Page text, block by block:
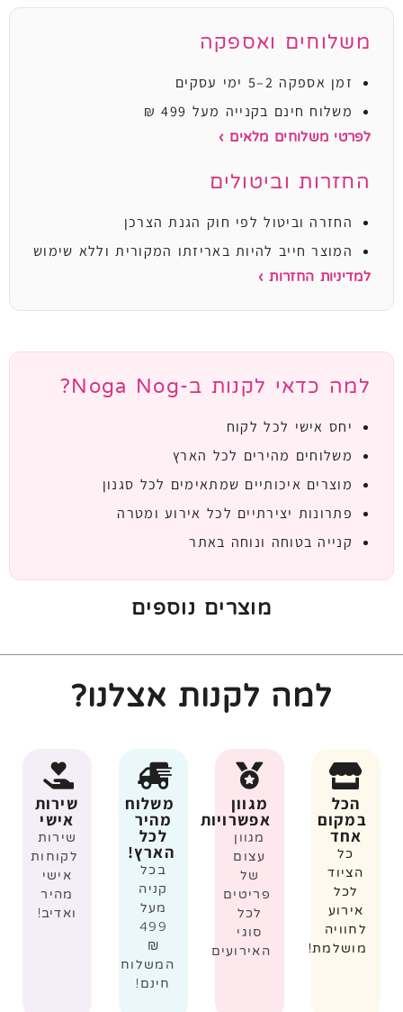
משלוחים ואספקה
זמן אספקה 2–5 ימי עסקים
משלוח חינם בקנייה מעל 499 ₪
לפרטי משלוחים מלאים ›
החזרות וביטולים
החזרה וביטול לפי חוק הגנת הצרכן
המוצר חייב להיות באריזתו המקורית וללא שימוש
למדיניות החזרות ›
למה כדאי לקנות ב-Noga Nog?
יחס אישי לכל לקוח
משלוחים מהירים לכל הארץ
מוצרים איכותיים שמתאימים לכל סגנון
פתרונות יצירתיים לכל אירוע ומטרה
קנייה בטוחה ונוחה באתר
מוצרים נוספים
למה לקנות אצלנו?
הכל
במקום
אחד
כל
הציוד
לכל
אירוע
לחוויה
מושלמת!
מגוון
אפשרויות
מגוון
עצום
של
פריטים
לכל
סוגי
האירועים
משלוח
מהיר
לכל
הארץ!
בכל
קניה
מעל
499
₪
המשלוח
חינם!
שירות
אישי
שירות
לקוחות
אישי
מהיר
ואדיב!